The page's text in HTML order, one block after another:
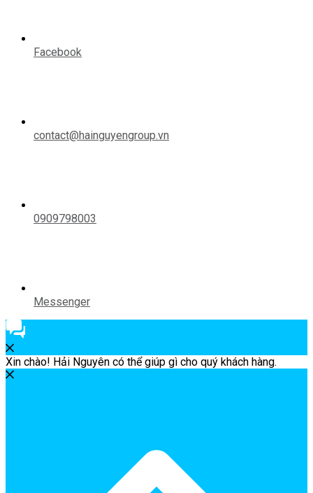
Facebook
contact@hainguyengroup.vn
0909798003
Messenger
Xin chào! Hải Nguyên có thể giúp gì cho quý khách hàng.